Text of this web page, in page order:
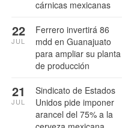
cárnicas mexicanas
Ferrero invertirá 86
mdd en Guanajuato
para ampliar su planta
de producción
22
JUL
Sindicato de Estados
Unidos pide imponer
arancel del 75% a la
21
JUL